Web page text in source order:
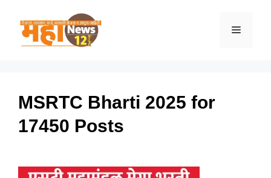
Menu
MSRTC Bharti 2025 for
17450 Posts